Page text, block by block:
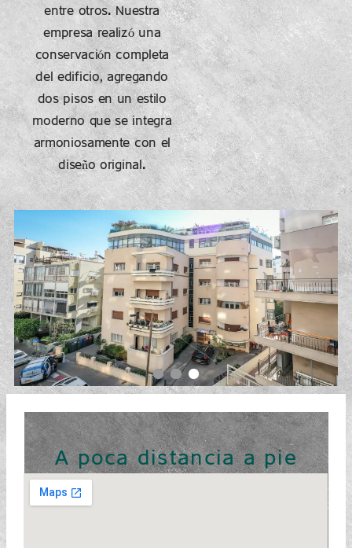
entre otros. Nuestra
empresa realizó una
conservación completa
del edificio, agregando
dos pisos en un estilo
moderno que se integra
armoniosamente con el
diseño original.
A poca distancia a pie